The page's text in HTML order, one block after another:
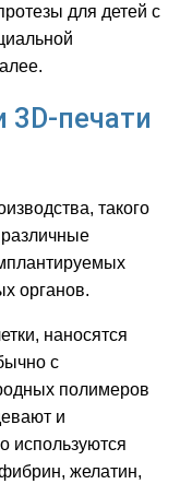
для детей с
печати
такого
различные
органов.
наносятся
с
полимеров
и
используются
желатин,